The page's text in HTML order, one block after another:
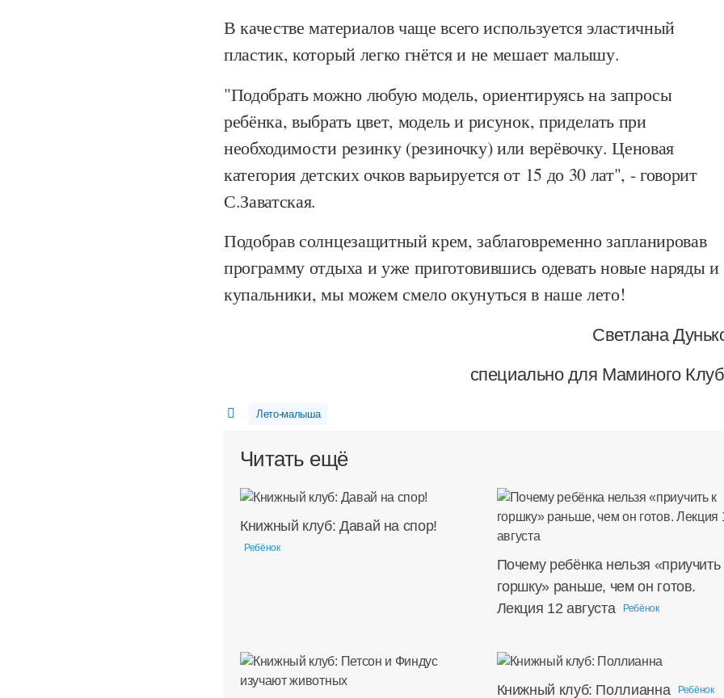
В качестве материалов чаще всего используется эластичный
пластик, который легко гнётся и не мешает малышу.
"Подобрать можно любую модель, ориентируясь на запросы
ребёнка, выбрать цвет, модель и рисунок, приделать при
необходимости резинку (резиночку) или верёвочку. Ценовая
категория детских очков варьируется от 15 до 30 лат", - говорит
С.Заватская.
Подобрав солнцезащитный крем, заблаговременно запланировав
программу отдыха и уже приготовившись одевать новые наряды и
купальники, мы можем смело окунуться в наше лето!
Светлана
специально для Маминого
Лето-малыша
Читать ещё
Книжный клуб: Давай на спор!
Ребёнок
Почему ребёнка нельзя «приучить
горшку» раньше, чем он готов.
Лекция 12 августа
Ребёнок
Книжный клуб: Поллианна Ребёнок